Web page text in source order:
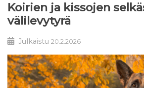
Koirien ja kissojen
välilevytyrä
Julkaistu 20.2.2026